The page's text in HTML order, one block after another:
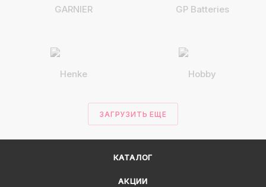
ЗАГРУЗИТЬ ЕЩЕ
КАТАЛОГ
АКЦИИ